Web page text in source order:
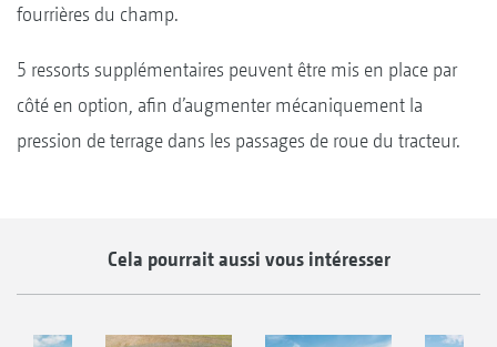
fourrières du champ.
5 ressorts supplémentaires peuvent être mis en place par
côté en option, afin d’augmenter mécaniquement la
pression de terrage dans les passages de roue du tracteur.
Cela pourrait aussi vous intéresser